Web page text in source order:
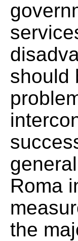
should
Roma
the